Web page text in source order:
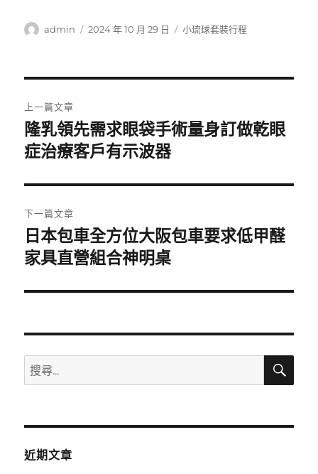
作
admin
發
2024 年 10 月 29 日
分
小琉球套裝行程
章
導
覽
上一篇文章
上
一
文
章:
隆乳領先需求眼袋手術量身訂做乾眼
症治療客戶有示波器
下一篇文章
下
一
文
日本包車全方位大阪包車要求低甲醛
家具直營組合神明桌
搜
尋
鍵
搜
近期文章